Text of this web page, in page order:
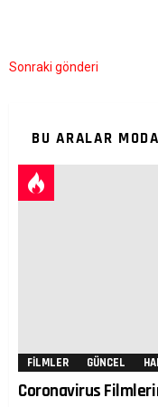
Sonraki gönderi
BU ARALAR MODA
FILMLER GÜNCEL
Coronavirus